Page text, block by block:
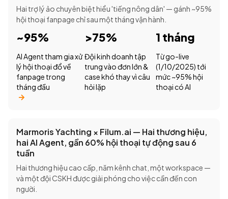
Hai trợ lý ảo chuyên biệt hiểu 'tiếng nông dân' — gánh ~95%
hội thoại fanpage chỉ sau một tháng vận hành.
~95%
AI Agent tham gia xử
lý hội thoại đổ về
fanpage trong
tháng đầu
>75%
Đội kinh doanh tập
trung vào đơn lớn &
case khó thay vì câu
hỏi lặp
1 tháng
Từ go-live
(1/10/2025) tới
mức ~95% hội
thoại có AI
Marmoris Yachting × Filum.ai — Hai thương hiệu,
hai AI Agent, gần 60% hội thoại tự động sau 6
tuần
Hai thương hiệu cao cấp, năm kênh chat, một workspace —
và một đội CSKH được giải phóng cho việc cần đến con
người.